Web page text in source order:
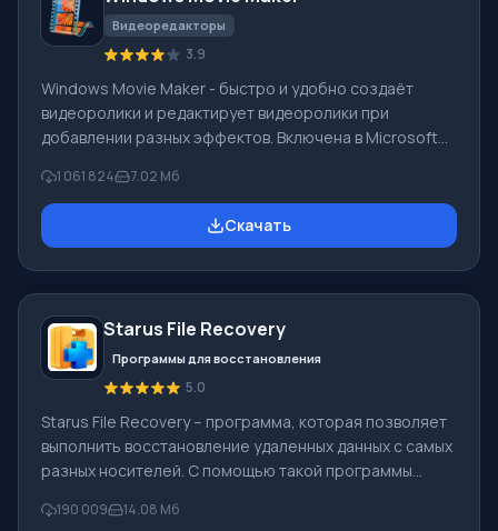
Видеоредакторы
3.9
Windows Movie Maker - быстро и удобно создаёт
видеоролики и редактирует видеоролики при
добавлении разных эффектов. Включена в Microsoft
бесплатный программный пакет Windows Live
Microsoft. Функционал Windows Movie Maker:
Захватывать видео с разных источников
Maker - добавить можно фоновую аудиодорожку,
использовать между
1 061 824 7.02 Мб
Скачать
Starus File Recovery
Программы для восстановления
5.0
Starus File Recovery – программа, которая позволяет
выполнить восстановление удаленных данных с самых
разных носителей. С помощью такой программы
разными способами. Например, они были удалены
190 009 14.08 Мб